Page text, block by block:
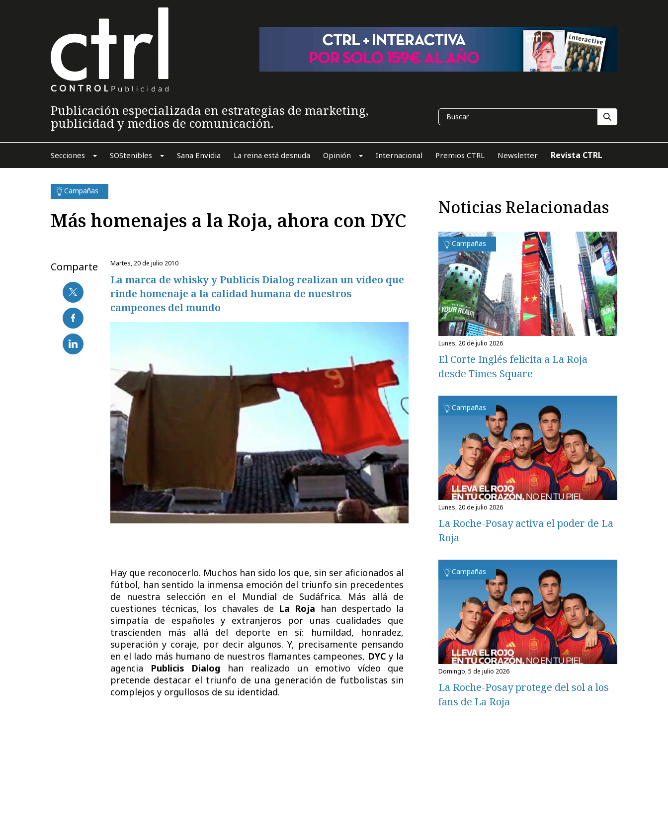
Publicación especializada en estrategias de marketing,
publicidad y medios de comunicación.
Secciones SOStenibles Sana Envidia La reina está desnuda Opinión Internacional Premios CTRL Newsletter Revista CTRL
Campañas
Más homenajes a la Roja, ahora con DYC
Comparte martes, 20 de julio 2010
La marca de whisky y Publicis Dialog realizan un vídeo que
rinde homenaje a la calidad humana de nuestros
campeones del mundo
Hay que reconocerlo. Muchos han sido los que, sin ser aficionados al
fútbol, han sentido la inmensa emoción del triunfo sin precedentes
de nuestra selección en el Mundial de Sudáfrica. Más allá de
cuestiones técnicas, los chavales de La Roja han despertado la
simpatía de españoles y extranjeros por unas cualidades que
trascienden más allá del deporte en sí: humildad, honradez,
superación y coraje, por decir algunos. Y, precisamente pensando
en el lado más humano de nuestros flamantes campeones, DYCy la
agencia Publicis Dialog han realizado un emotivo vídeo que
pretende destacar el triunfo de una generación de futbolistas sin
complejos y orgullosos de su identidad.
Noticias Relacionadas
Campañas
lunes, 20 de julio 2026
El Corte Inglés felicita a La Roja
desde Times Square
Campañas
lunes, 20 de julio 2026
La Roche-Posay activa el poder de La
Roja
Campañas
domingo, 5 de julio 2026
La Roche-Posay protege del sol a los
fans de La Roja